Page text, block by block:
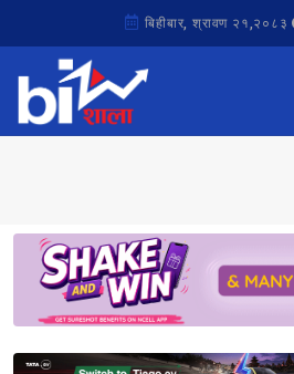
बिहीबार, श्रावण २१,२०८३